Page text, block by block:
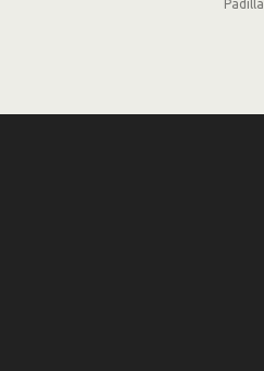
Padilla